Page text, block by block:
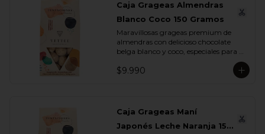
Caja Grageas Almendras
Blanco Coco 150 Gramos
Maravillosas grageas premium de
almendras con delicioso chocolate
belga blanco y coco, especiales para
quieres.
$9.990
Caja Grageas Maní
Japonés Leche Naranja 150